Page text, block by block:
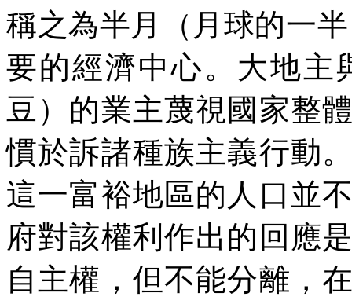
稱之為半月（月球的一
要的經濟中心。大地主
豆）的業主蔑視國家整
慣於訴諸種族主義行動
這一富裕地區的人口並
府對該權利作出的回應
自主權，但不能分離，